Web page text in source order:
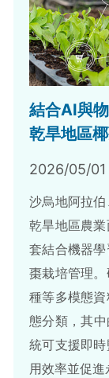
結合AI與
乾旱地區
2026/05/01
沙烏地阿拉
乾旱地區農
套結合機器
棗栽培管理
種等多模態
態分類，其
統可支援即
用效率並促進